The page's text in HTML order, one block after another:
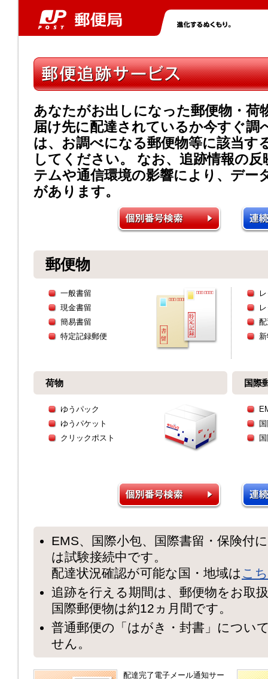
あなたがお出しになった郵便物・荷
届け先に配達されているか今すぐ調
は、お調べになる郵便物等に該当す
してください。 なお、追跡情報の
テムや通信環境の影響により、デー
があります。
郵便物
一般書留
現金書留
簡易書留
特定記録郵便
荷物
ゆうパック
ゆうパケット
クリックポスト
国際
EMS、国際小包、国際書留・保険付
は試験接続中です。
配達状況確認が可能な国・地域は こ
追跡を行える期間は、郵便物をお取
国際郵便物は約12ヵ月間です。
普通郵便の「はがき・封書」につい
せん。
配達完了電子メール通知サー